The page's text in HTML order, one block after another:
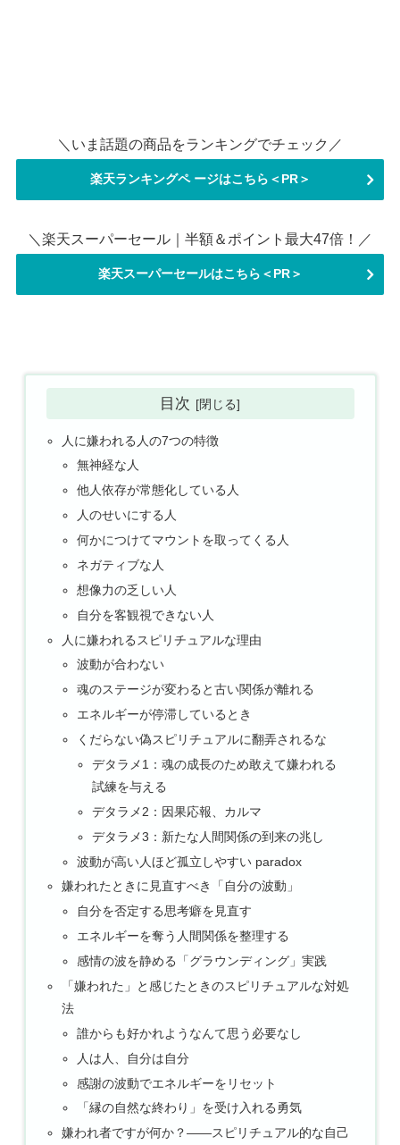
＼いま話題の商品をランキングでチェック／
楽天ランキングペ ージはこちら＜PR＞
＼楽天スーパーセール｜半額＆ポイント最大47倍！／
楽天スーパーセールはこちら＜PR＞
目次
人に嫌われる人の7つの特徴
無神経な人
他人依存が常態化している人
人のせいにする人
何かにつけてマウントを取ってくる人
ネガティブな人
想像力の乏しい人
自分を客観視できない人
人に嫌われるスピリチュアルな理由
波動が合わない
魂のステージが変わると古い関係が離れる
エネルギーが停滞しているとき
くだらない偽スピリチュアルに翻弄されるな
デタラメ1：魂の成長のため敢えて嫌われる
試練を与える
デタラメ2：因果応報、カルマ
デタラメ3：新たな人間関係の到来の兆し
波動が高い人ほど孤立しやすい paradox
嫌われたときに見直すべき「自分の波動」
自分を否定する思考癖を見直す
エネルギーを奪う人間関係を整理する
感情の波を静める「グラウンディング」実践
「嫌われた」と感じたときのスピリチュアルな対処
法
誰からも好かれようなんて思う必要なし
人は人、自分は自分
感謝の波動でエネルギーをリセット
「縁の自然な終わり」を受け入れる勇気
嫌われ者ですが何か？——スピリチュアル的な自己